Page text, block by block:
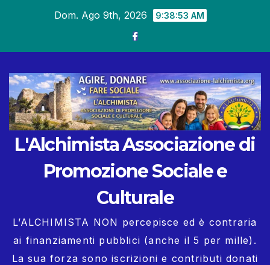
Dom. Ago 9th, 2026 9:38:54 AM
L'Alchimista Associazione di
Promozione Sociale e
Culturale
L’ALCHIMISTA NON percepisce ed è contraria
ai finanziamenti pubblici (anche il 5 per mille).
La sua forza sono iscrizioni e contributi donati